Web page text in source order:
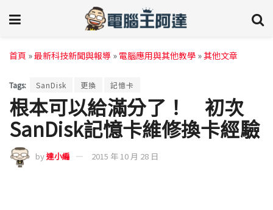
首頁 »最新科技新聞與報導 » 電腦應用與其他教學 »其他文章
Tags: SanDisk 更換 記憶卡
根本可以給滿分了！ 初次
SanDisk記憶卡維修換卡經驗
by達小編 2015 年 10 月 28 日